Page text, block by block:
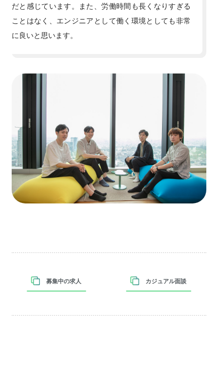
だと感じています。また、労働時間も長くなりすぎる
ことはなく、エンジニアとして働く環境としても非常
に良いと思います。
募集中の求人 カジュアル面談